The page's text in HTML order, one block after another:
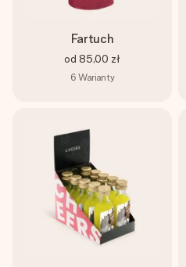
Fartuch
od 85,00 zł
6 Warianty